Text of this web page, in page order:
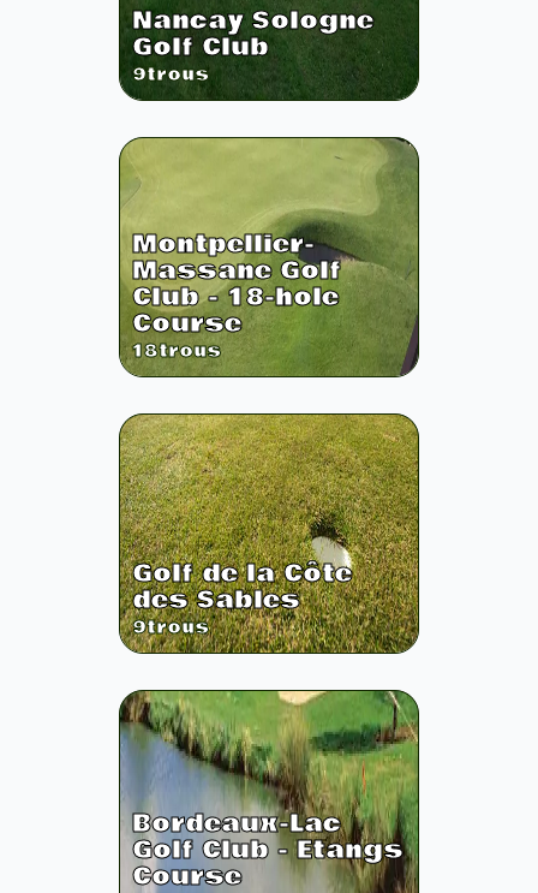
Nancay Sologne
Golf Club
9trous
Montpellier-
Massane Golf
Club - 18-hole
Course
18trous
Golf de la Côte
des Sables
9trous
Bordeaux-Lac
Golf Club - Etangs
Course